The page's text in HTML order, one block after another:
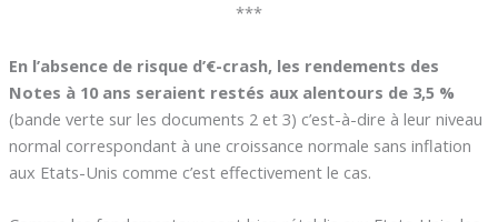
***
En l’absence de risque d’€-crash, les rendements des
Notes à 10 ans seraient restés aux alentours de 3,5 %
(bande verte sur les documents 2 et 3) c’est-à-dire à leur niveau
normal correspondant à une croissance normale sans inflation
aux Etats-Unis comme c’est effectivement le cas.